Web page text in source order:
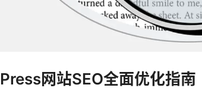
网站SEO全面优化指南